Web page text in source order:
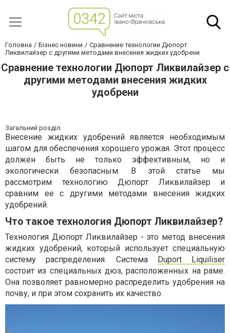
Головна Бізнес новини
Сравнение технологии Дюпорт
Ликвилайзер с другими методами внесения жидких удобрени
Сравнение технологии Дюпорт Ликвилайзер с
другими методами внесения жидких
удобрени
Загальний розділ
Внесение жидких удобрений является необходимым
шагом для обеспечения хорошего урожая. Этот процесс
должен быть не только эффективным, но и
экологически безопасным. В этой статье мы
рассмотрим технологию Дюпорт Ликвилайзер и
сравним ее с другими методами внесения жидких
удобрений.
Что такое технология Дюпорт Ликвилайзер?
Технология Дюпорт Ликвилайзер - это метод внесения
жидких удобрений, который использует специальную
систему распределения. Система Duport Liquiliser
состоит из специальных дюз, расположенных на раме.
Она позволяет равномерно распределить удобрения на
почву, и при этом сохранить их качество.